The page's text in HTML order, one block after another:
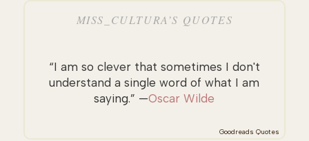
MISS_CULTURA’S QUOTES
“I am so clever that sometimes I don't
understand a single word of what I am
saying.” —Oscar Wilde
Goodreads Quotes